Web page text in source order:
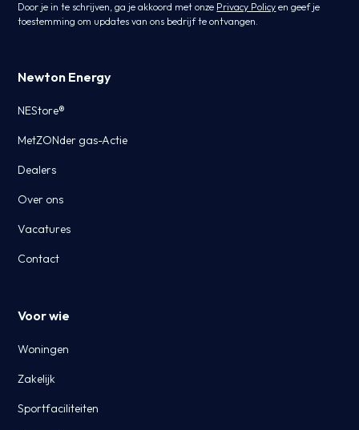
Door je in te schrijven, ga je akkoord met onze Privacy Policy en geef je
toestemming om updates van ons bedrijf te ontvangen.
Newton Energy
NEStore®
MetZONder gas-Actie
Dealers
Over ons
Vacatures
Contact
Voor wie
Woningen
Zakelijk
Sportfaciliteiten